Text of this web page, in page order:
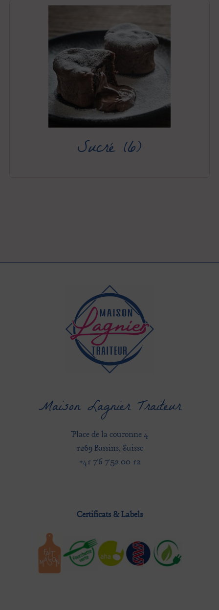
Sucré (6)
Maison Lagnier Traiteur
Place de la couronne 4
1269 Bassins, Suisse
+41 76 752 00 12
Certificats & Labels